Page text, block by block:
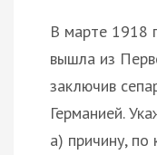
В марте 1918
вышла из
заключив
Германией.
а) причину,